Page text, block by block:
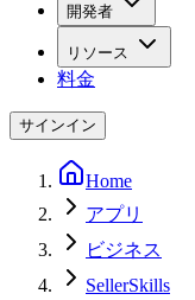
開発者
リソース
料金
サインイン
Home
アプリ
ビジネス
SellerSkills